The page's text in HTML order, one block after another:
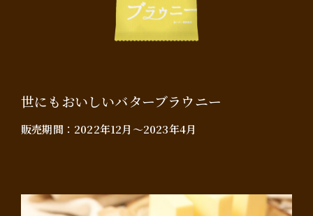
世にもおいしいバターブラウニー
販売期間： 2022年12月～2023年4月